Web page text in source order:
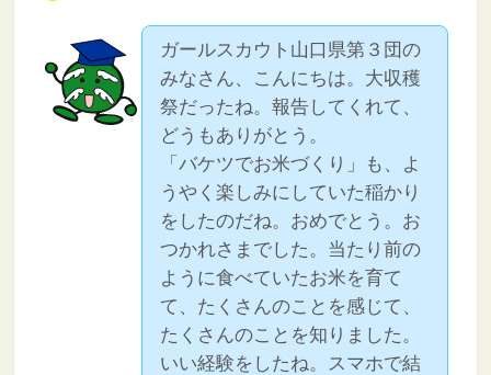
ガールスカウト山口県第３団の
みなさん、こんにちは。大収穫
祭だったね。報告してくれて、
どうもありがとう。
「バケツでお米づくり」も、よ
うやく楽しみにしていた稲かり
をしたのだね。おめでとう。お
つかれさまでした。当たり前の
ように食べていたお米を育て
て、たくさんのことを感じて、
たくさんのことを知りました。
いい経験をしたね。スマホで結